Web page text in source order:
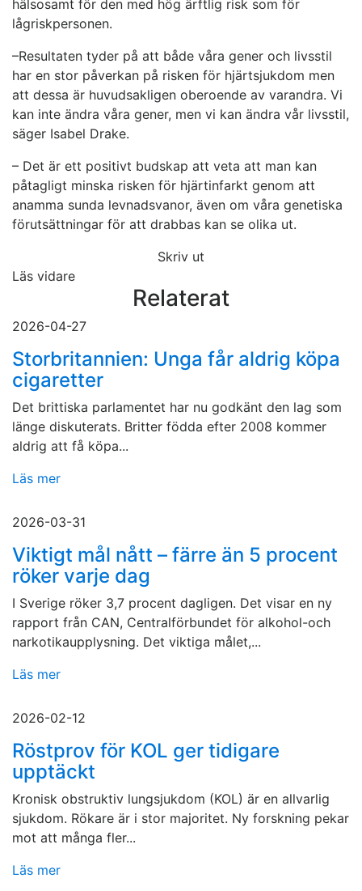
hälsosamt för den med hög ärftlig risk som för
lågriskpersonen.
–Resultaten tyder på att både våra gener och livsstil
har en stor påverkan på risken för hjärtsjukdom men
att dessa är huvudsakligen oberoende av varandra. Vi
kan inte ändra våra gener, men vi kan ändra vår livsstil,
säger Isabel Drake.
– Det är ett positivt budskap att veta att man kan
påtagligt minska risken för hjärtinfarkt genom att
anamma sunda levnadsvanor, även om våra genetiska
förutsättningar för att drabbas kan se olika ut.
Skriv ut
Läs vidare
Relaterat
2026-04-27
Storbritannien: Unga får aldrig köpa
cigaretter
Det brittiska parlamentet har nu godkänt den lag som
länge diskuterats. Britter födda efter 2008 kommer
aldrig att få köpa...
Läs mer
2026-03-31
Viktigt mål nått – färre än 5 procent
röker varje dag
I Sverige röker 3,7 procent dagligen. Det visar en ny
rapport från CAN, Centralförbundet för alkohol-och
narkotikaupplysning. Det viktiga målet,...
Läs mer
2026-02-12
Röstprov för KOL ger tidigare
upptäckt
Kronisk obstruktiv lungsjukdom (KOL) är en allvarlig
sjukdom. Rökare är i stor majoritet. Ny forskning pekar
mot att många fler...
Läs mer